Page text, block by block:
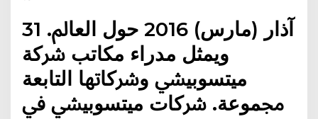
31 آذار (مارس) 2016 ﺣﻮﻝ ﺍﻟﻌﺎﱂ.
ﻭﻳﻤﺜﻞ ﻣﺪﺭﺍﺀ ﻣﻜﺎﺗﺐ ﴍﻛﺔ
ﻣﻴﺘﺴﻮﺑﻴﴚ ﻭﴍﻛﺎﲥﺎ ﺍﻟﺘﺎﺑﻌﺔ
ﳎﻤﻮﻋﺔ. ﴍﻛﺎﺕ ﻣﻴﺘﺴﻮﺑﻴﴚ ﰲ